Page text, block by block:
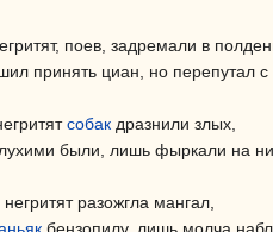
поев, задремали в
принять циан, но перепутал с
собак дразнили злых,
были, лишь фыркали на
разожгла мангал,